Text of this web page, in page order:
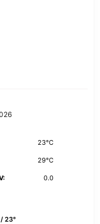
23°C
29°C
0.0
23°